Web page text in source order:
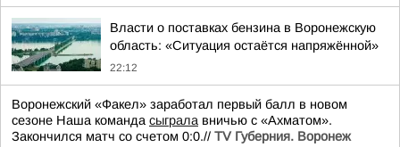
Власти о поставках бензина в Воронежскую
область: «Ситуация остаётся напряжённой»
22:12
Воронежский «Факел» заработал первый балл в новом
сезоне Наша команда сыграла вничью с «Ахматом».
Закончился матч со счетом 0:0.// TV Губерния. Воронеж